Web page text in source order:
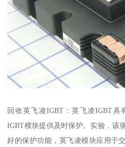
回收英飞凌IGBT：英飞凌IGBT
IGBT模块提供及时保护。实验，该
好的保护功能，英飞凌模块应用于